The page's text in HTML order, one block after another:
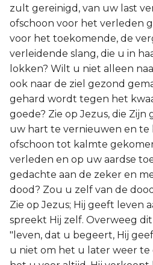
zult gereinigd, van uw last
ofschoon voor het verleden
voor het toekomende, de
verleidende slang, die u in
lokken? Wilt u niet alleen
ook naar de ziel gezond
gehard wordt tegen het
goede? Zie op Jezus, die Zijn
uw hart te vernieuwen en te
ofschoon tot kalmte
verleden en op uw aardse
gedachte aan de zeker en
dood? Zou u zelf van de
Zie op Jezus; Hij geeft leven
spreekt Hij zelf. Overweeg
"leven, dat u begeert, Hij
u niet om het u later weer te